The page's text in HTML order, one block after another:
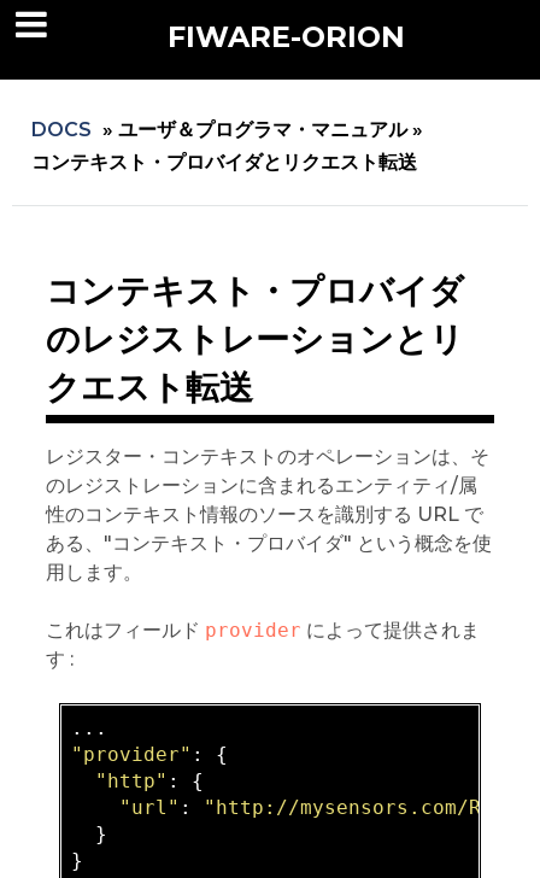
FIWARE-ORION
DOCS » ユーザ＆プログラマ・マニュアル »
コンテキスト・プロバイダとリクエスト転送
コンテキスト・プロバイダ
のレジストレーションとリ
クエスト転送
レジスター・コンテキストのオペレーションは、そ
のレジストレーションに含まれるエンティティ/属
性のコンテキスト情報のソースを識別する URL で
ある、"コンテキスト・プロバイダ" という概念を使
用します。
これはフィールド provider によって提供されま
す :
"provider" : {
"http" : {
"url" :
"http://mysensors.com/Rooms"
  }
}